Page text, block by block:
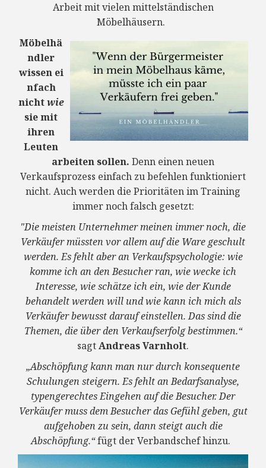
Arbeit mit vielen mittelständischen
Möbelhäusern.
Möbelhä
ndler
wissen ei
nfach
nichtwie
sie mit
ihren
Leuten
arbeiten sollen. Denn einen neuen
Verkaufsprozess einfach zu befehlen funktioniert
nicht. Auch werden die Prioritäten im Training
immer noch falsch gesetzt:
"Die meisten Unternehmer meinen immer noch, die
Verkäufer müssten vor allem auf die Ware geschult
werden. Es fehlt aber an Verkaufspsychologie: wie
komme ich an den Besucher ran, wie wecke ich
Interesse, wie schätze ich ein, wie der Kunde
behandelt werden will und wie kann ich mich als
Verkäufer bewusst darauf einstellen. Das sind die
Themen, die über den Verkaufserfolg bestimmen.“
sagtAndreas Varnholt.
„Abschöpfung kann man nur durch konsequente
Schulungen steigern. Es fehlt an Bedarfsanalyse,
typengerechtes Eingehen auf die Besucher. Der
Verkäufer muss dem Besucher das Gefühl geben, gut
aufgehoben zu sein, dann steigt auch die
Abschöpfung.“fügt der Verbandschef hinzu.